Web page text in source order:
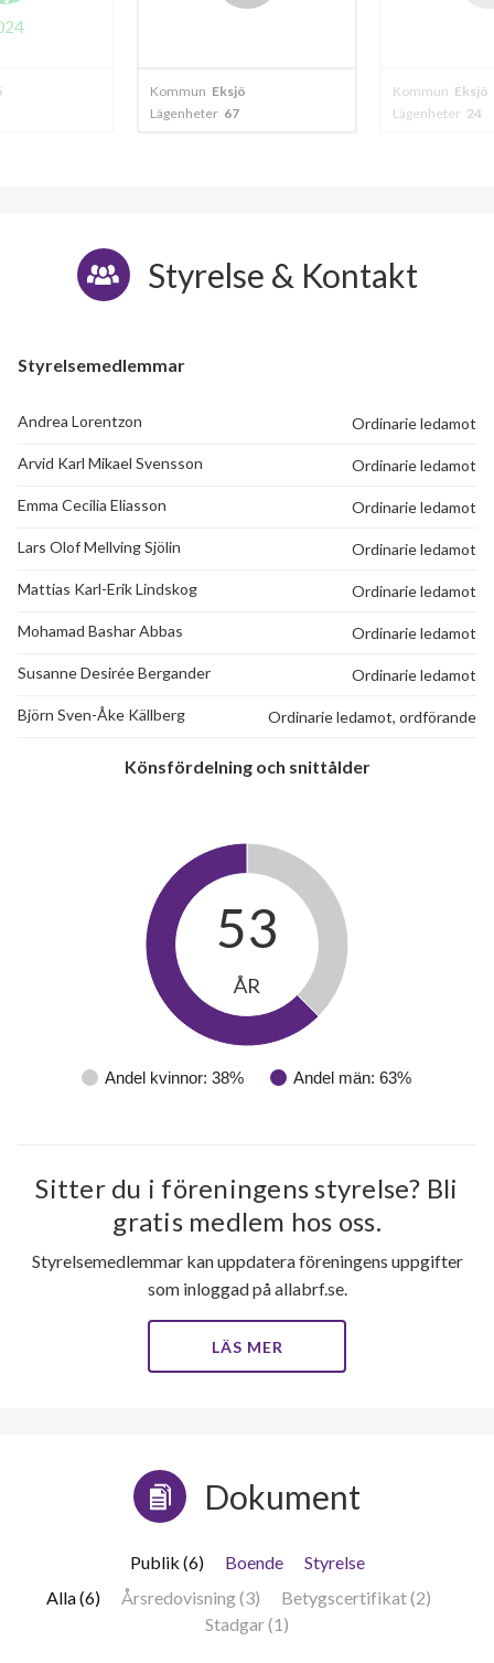
Kommun Eksjö
Lägenheter 67
Kommun Eksjö
Lägenheter 24
Styrelse & Kontakt
Styrelsemedlemmar
Andrea Lorentzon Ordinarie ledamot
Arvid Karl Mikael Svensson Ordinarie ledamot
Emma Cecilia Eliasson Ordinarie ledamot
Lars Olof Mellving Sjölin Ordinarie ledamot
Mattias Karl-Erik Lindskog Ordinarie ledamot
Mohamad Bashar Abbas Ordinarie ledamot
Susanne Desirée Bergander Ordinarie ledamot
Björn Sven-Åke Källberg Ordinarie ledamot, ordförande
Könsfördelning och snittålder
Andel kvinnor: 38% Andel män: 63%
53
ÅR
Sitter du i föreningens styrelse? Bli
gratis medlem hos oss.
Styrelsemedlemmar kan uppdatera föreningens uppgifter
som inloggad på allabrf.se.
LÄS MER
Dokument
Publik (6) Boende
Styrelse
Alla (6)
Årsredovisning (3)
Betygscertifikat (2)
Stadgar (1)